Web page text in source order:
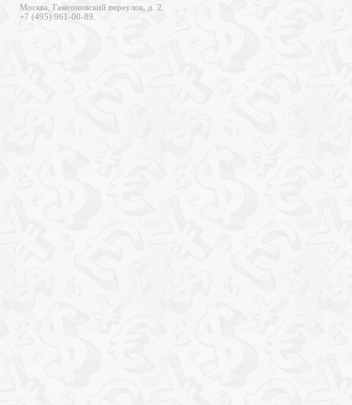
Москва, Гамсоновский переулок, д. 2.
+7 (495) 961-00-89.